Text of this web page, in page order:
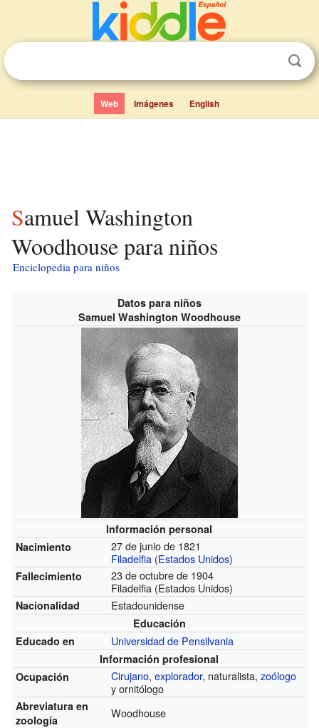
Web Imágenes English
Samuel Washington
Woodhouse para niños
Enciclopedia para niños
Datos para niños
Samuel Washington Woodhouse
Información personal
Nacimiento
27 de junio de 1821
Filadelfia (Estados Unidos)
Fallecimiento
23 de octubre de 1904
Filadelfia (Estados Unidos)
Nacionalidad Estadounidense
Educación
Educado en
Universidad de Pensilvania
Información profesional
Ocupación
Cirujano,explorador, naturalista,zoólogo
y ornitólogo
Abreviatura en
zoología
Woodhouse